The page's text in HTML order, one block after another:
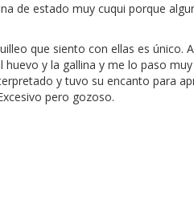
de estado muy cuqui porque
que siento con ellas es único.
y la gallina y me lo paso muy
y tuvo su encanto para
pero gozoso.